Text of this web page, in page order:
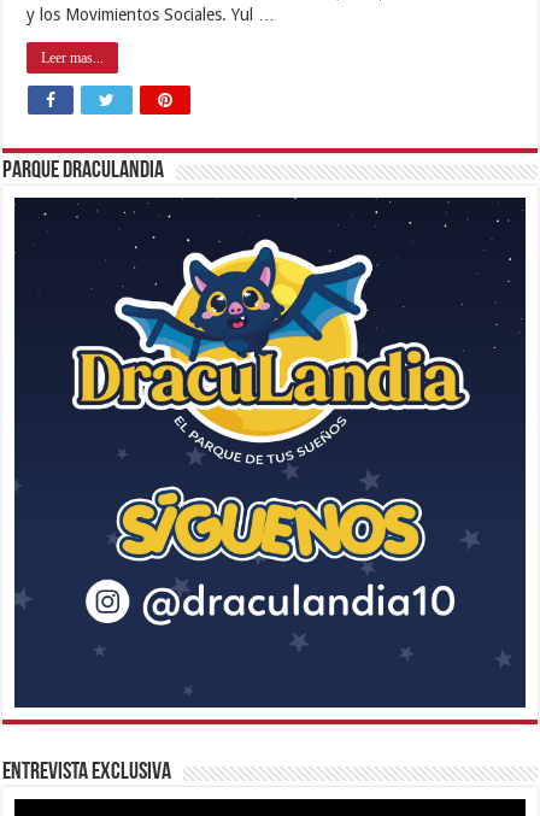
y los Movimientos Sociales. Yul …
Leer mas...
Parque Draculandia
Entrevista Exclusiva